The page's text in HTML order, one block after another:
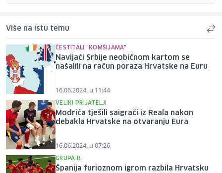
Više na istu temu
ČESTITALI "KOMŠIJAMA"
Navijači Srbije neobičnom kartom se
našalili na račun poraza Hrvatske na Euru
16.06.2024. u 11:44
VELIKI PRIJATELJI
Modrića tješili saigrači iz Reala nakon
debakla Hrvatske na otvaranju Eura
16.06.2024. u 07:26
GRUPA B
Španija furioznom igrom razbila Hrvatsku